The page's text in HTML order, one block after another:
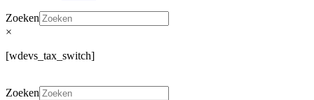
Zoeken
×
[wdevs_tax_switch]
Zoeken